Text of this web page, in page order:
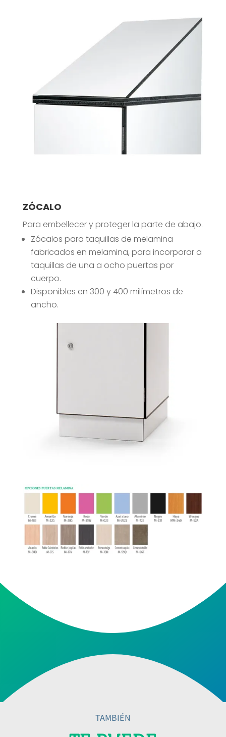
ZÓCALO
Para embellecer y proteger la parte de abajo.
Zócalos para taquillas de melamina
fabricados en melamina, para incorporar a
taquillas de una a ocho puertas por
cuerpo.
Disponibles en 300 y 400 milímetros de
ancho.
TAMBIÉN